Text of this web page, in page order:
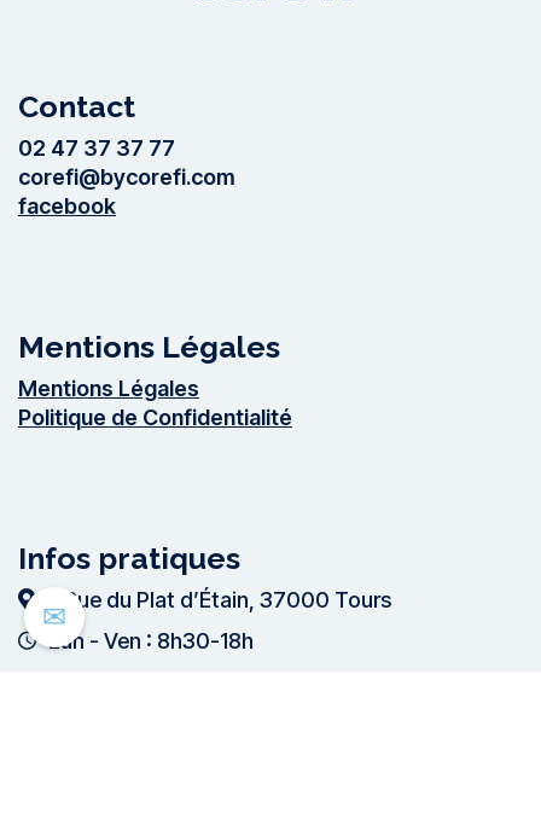
Contact
02 47 37 37 77
corefi@bycorefi.com
facebook
Mentions Légales
Mentions Légales
Politique de Confidentialité
Infos pratiques
2 Rue du Plat dʼÉtain, 37000 Tours
Lun - Ven : 8h30-18h
✉